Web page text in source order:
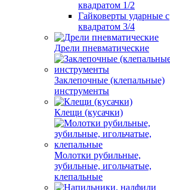
квадратом 1/2
Гайковерты ударные с
квадратом 3/4
Дрели пневматические
Заклепочные (клепальные)
инструменты
Клещи (кусачки)
Молотки рубильные,
зубильные, игольчатые,
клепальные